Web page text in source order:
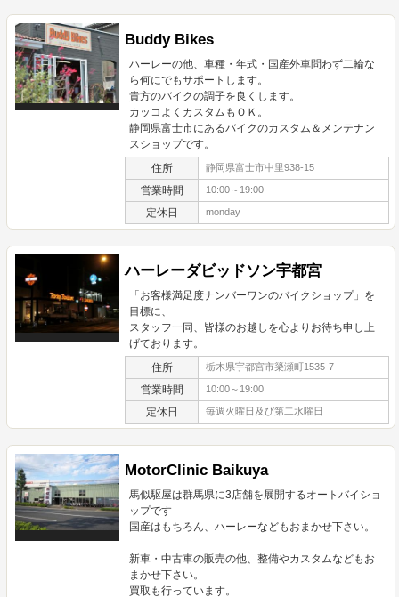
Buddy Bikes
ハーレーの他、車種・年式・国産外車問わず二輪な
ら何にでもサポートします。
貴方のバイクの調子を良くします。
カッコよくカスタムもＯＫ。
静岡県富士市にあるバイクのカスタム＆メンテナン
スショップです。
住所 静岡県富士市中里938-15
営業時間 10:00～19:00
定休日 monday
ハーレーダビッドソン宇都宮
「お客様満足度ナンバーワンのバイクショップ」を
目標に、
スタッフ一同、皆様のお越しを心よりお待ち申し上
げております。
住所 栃木県宇都宮市簗瀬町1535-7
営業時間 10:00～19:00
定休日 毎週火曜日及び第二水曜日
MotorClinic Baikuya
馬似駆屋は群馬県に3店舗を展開するオートバイショ
ップです
国産はもちろん、ハーレーなどもおまかせ下さい。
新車・中古車の販売の他、整備やカスタムなどもお
まかせ下さい。
買取も行っています。